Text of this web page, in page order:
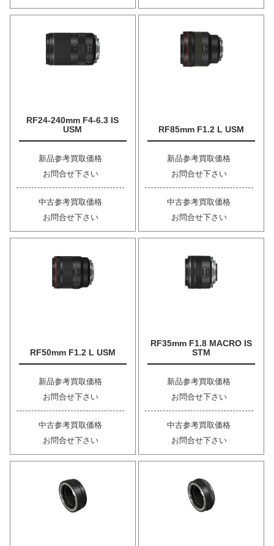
RF24-240mm F4-6.3 IS
USM
新品参考買取価格
お問合せ下さい
中古参考買取価格
お問合せ下さい
RF85mm F1.2 L USM
新品参考買取価格
お問合せ下さい
中古参考買取価格
お問合せ下さい
RF50mm F1.2 L USM
新品参考買取価格
お問合せ下さい
中古参考買取価格
お問合せ下さい
RF35mm F1.8 MACRO IS
STM
新品参考買取価格
お問合せ下さい
中古参考買取価格
お問合せ下さい